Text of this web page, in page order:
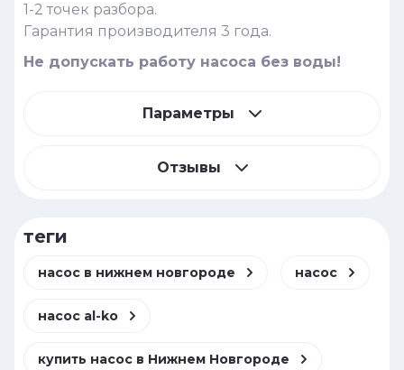
1-2 точек разбора.
Гарантия производителя 3 года.
Не допускать работу насоса без воды!
Параметры
Отзывы
теги
насос в нижнем новгороде насос
насос al-ko
купить насос в Нижнем Новгороде